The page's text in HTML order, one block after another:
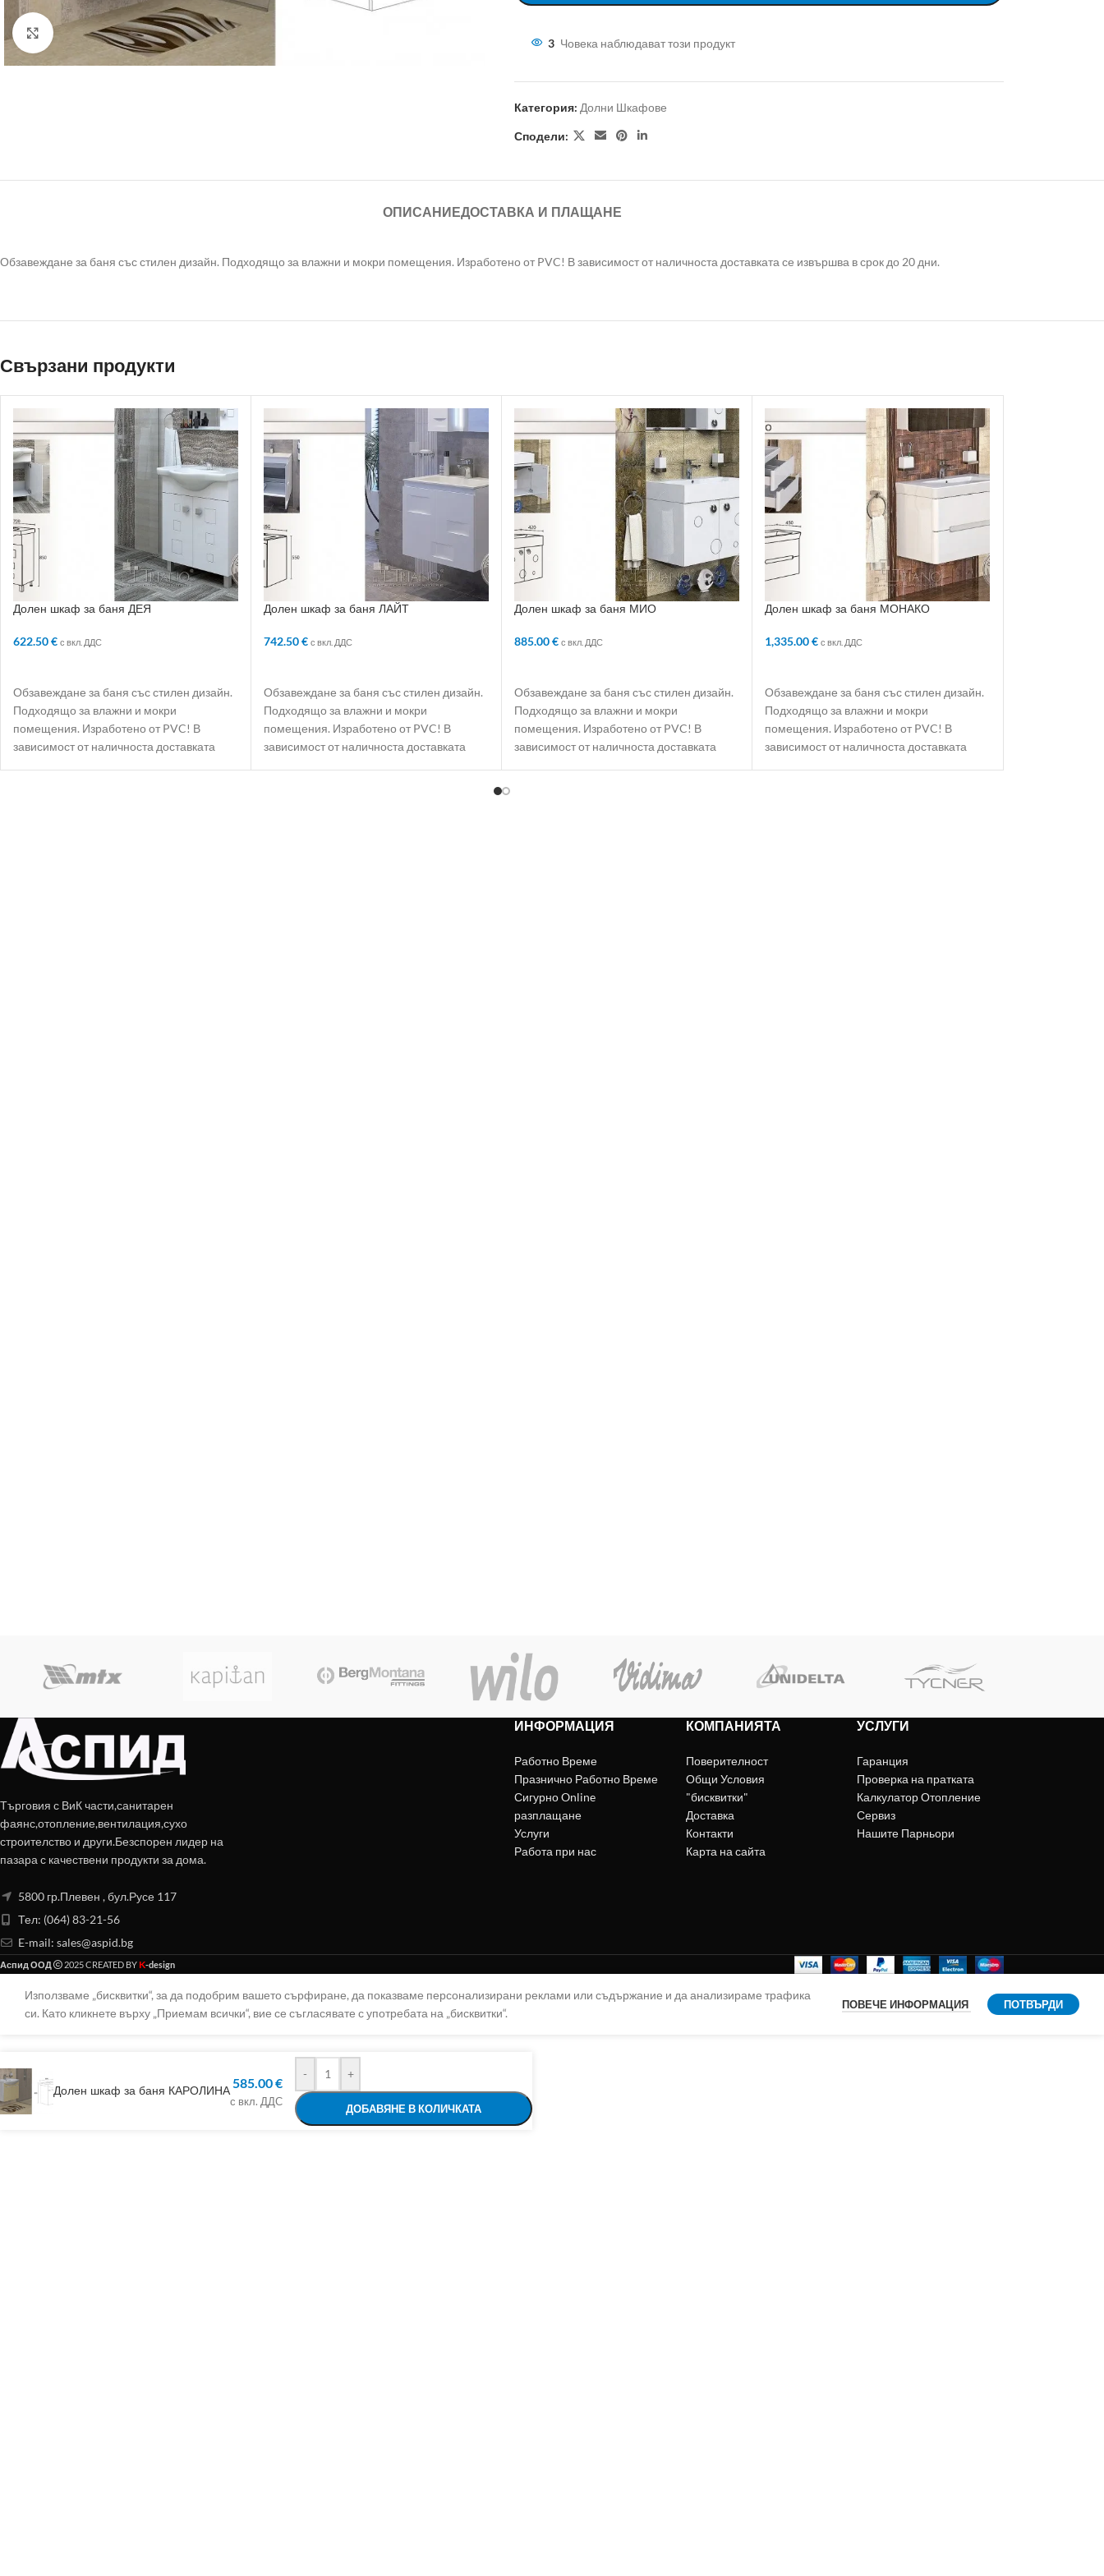
Click to enlarge
3 Човека наблюдават този продукт
Категория: Долни Шкафове
Сподели:
ОПИСАНИЕДОСТАВКА И ПЛАЩАНЕ
Обзавеждане за баня със стилен дизайн. Подходящо за влажни и мокри помещения. Изработено от PVC! В зависимост от наличноста доставката се извършва в срок до 20 дни.
Свързани продукти
Долен шкаф за баня ДЕЯ
622.50€ с вкл. ДДС
Обзавеждане за баня със стилен дизайн.
Подходящо за влажни и мокри
помещения. Изработено от PVC! В
зависимост от наличноста доставката
Долен шкаф за баня ЛАЙТ
742.50€ с вкл. ДДС
Обзавеждане за баня със стилен дизайн.
Подходящо за влажни и мокри
помещения. Изработено от PVC! В
зависимост от наличноста доставката
Долен шкаф за баня МИО
885.00€ с вкл. ДДС
Обзавеждане за баня със стилен дизайн.
Подходящо за влажни и мокри
помещения. Изработено от PVC! В
зависимост от наличноста доставката
Долен шкаф за баня МОНАКО
1,335.00€ с вкл. ДДС
Обзавеждане за баня със стилен дизайн.
Подходящо за влажни и мокри
помещения. Изработено от PVC! В
зависимост от наличноста доставката
Търговия с ВиК части,санитарен
фаянс,отопление,вентилация,сухо
строителство и други.Безспорен лидер на
пазара с качествени продукти за дома.
5800 гр.Плевен , бул.Русе 117
Тел: (064) 83-21-56
E-mail: sales@aspid.bg
ИНФОРМАЦИЯ
Работно Време
Празнично Работно Време
Сигурно Online
разплащане
Услуги
Работа при нас
КОМПАНИЯТА
Поверителност
Общи Условия
"бисквитки"
Доставка
Контакти
Карта на сайта
УСЛУГИ
Гаранция
Проверка на пратката
Калкулатор Отопление
Сервиз
Нашите Парньори
Аспид ООД 2025 CREATED BY K-design
Използваме „бисквитки“, за да подобрим вашето сърфиране, да показваме персонализирани реклами или съдържание и да анализираме трафика
си. Като кликнете върху „Приемам всички“, вие се съгласявате с употребата на „бисквитки“.
ПОВЕЧЕ ИНФОРМАЦИЯ ПОТВЪРДИ
Долен шкаф за баня КАРОЛИНА585.00€
с вкл. ДДС
- +
ДОБАВЯНЕ В КОЛИЧКАТА